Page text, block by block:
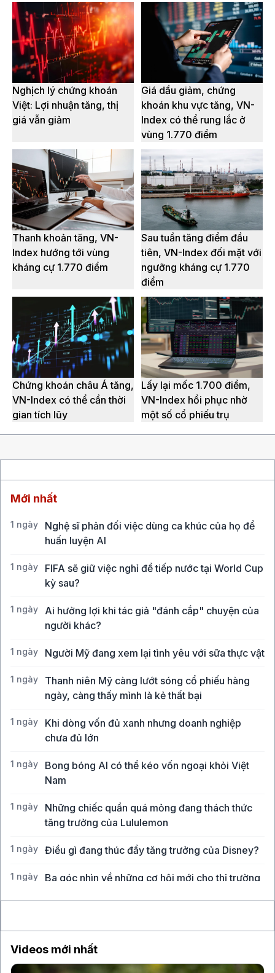
Nghịch lý chứng khoán
Việt: Lợi nhuận tăng, thị
giá vẫn giảm
Giá dầu giảm, chứng
khoán khu vực tăng, VN-
Index có thể rung lắc ở
vùng 1.770 điểm
Thanh khoản tăng, VN-
Index hướng tới vùng
kháng cự 1.770 điểm
Sau tuần tăng điểm đầu
tiên, VN-Index đối mặt với
ngưỡng kháng cự 1.770
điểm
Chứng khoán châu Á tăng,
VN-Index có thể cần thời
gian tích lũy
Lấy lại mốc 1.700 điểm,
VN-Index hồi phục nhờ
một số cổ phiếu trụ
Mới nhất
1 ngày
Nghệ sĩ phản đối việc dùng ca khúc của họ để
huấn luyện AI
1 ngày
FIFA sẽ giữ việc nghỉ để tiếp nước tại World Cup
kỳ sau?
1 ngày
Ai hưởng lợi khi tác giả "đánh cắp" chuyện của
người khác?
1 ngày Người Mỹ đang xem lại tình yêu với sữa thực vật
1 ngày
Thanh niên Mỹ càng lướt sóng cổ phiếu hàng
ngày, càng thấy mình là kẻ thất bại
1 ngày
Khi dòng vốn đủ xanh nhưng doanh nghiệp
chưa đủ lớn
1 ngày
Bong bóng AI có thể kéo vốn ngoại khỏi Việt
Nam
1 ngày
Những chiếc quần quá mỏng đang thách thức
tăng trưởng của Lululemon
1 ngày Điều gì đang thúc đẩy tăng trưởng của Disney?
1 ngày
Ba góc nhìn về những cơ hội mới cho thị trường
Videos mới nhất